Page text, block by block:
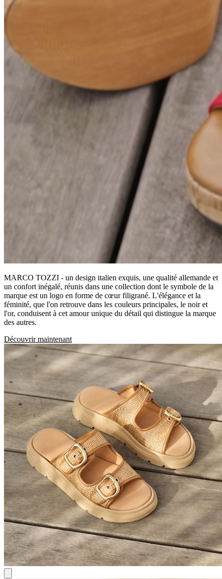
MARCO TOZZI - un design italien exquis, une qualité allemande et
un confort inégalé, réunis dans une collection dont le symbole de la
marque est un logo en forme de cœur filigrané. L'élégance et la
féminité, que l'on retrouve dans les couleurs principales, le noir et
l'or, conduisent à cet amour unique du détail qui distingue la marque
des autres.
Découvrir maintenant